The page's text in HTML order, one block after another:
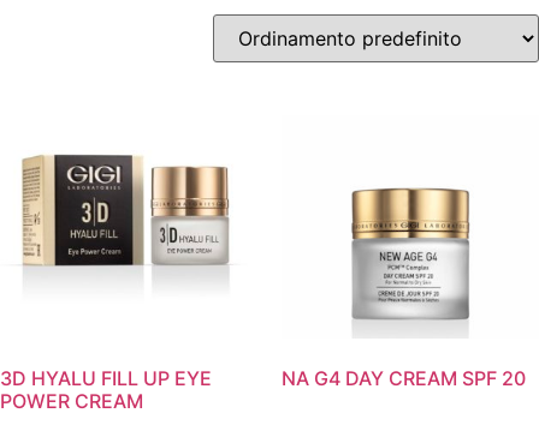
3D HYALU FILL UP EYE
POWER CREAM
NA G4 DAY CREAM SPF 20